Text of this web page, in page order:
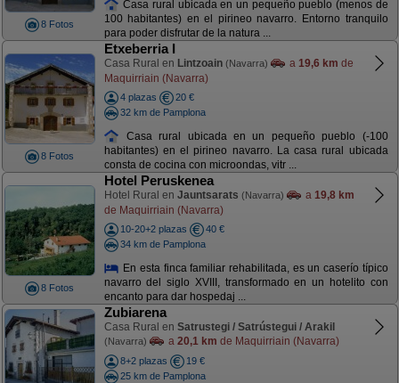
8 Fotos
Casa rural ubicada en un pequeño pueblo (menos de
100 habitantes) en el pirineo navarro. Entorno tranquilo
para poder disfrutar de la natura ...
8 Fotos
Etxeberria I
Casa Rural en Lintzoain (Navarra) a 19,6 km de
Maquirriain (Navarra)
4 plazas
20 €
32 km de Pamplona
Casa rural ubicada en un pequeño pueblo (-100
habitantes) en el pirineo navarro. La casa rural ubicada
consta de cocina con microondas, vitr ...
8 Fotos
Hotel Peruskenea
Hotel Rural en Jauntsarats (Navarra) a 19,8 km
de Maquirriain (Navarra)
10-20+2 plazas
40 €
34 km de Pamplona
En esta finca familiar rehabilitada, es un caserío típico
navarro del siglo XVIII, transformado en un hotelito con
encanto para dar hospedaj ...
Zubiarena
Casa Rural en Satrustegi / Satrústegui / Arakil
(Navarra) a 20,1 km de Maquirriain (Navarra)
8+2 plazas
19 €
25 km de Pamplona